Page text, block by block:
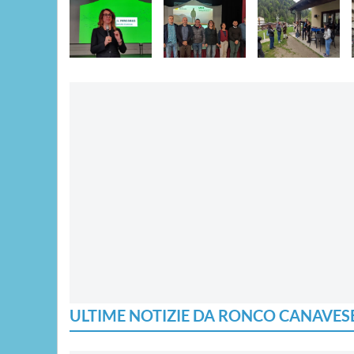
ULTIME NOTIZIE DA RONCO